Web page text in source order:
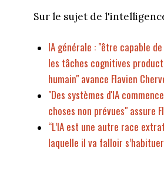
Sur le sujet de
IA générale : "être capable
les tâches cognitives
humain" avance Flavien
"Des systèmes d'IA
choses non prévues" assure
“L’IA est une autre race
laquelle il va falloir